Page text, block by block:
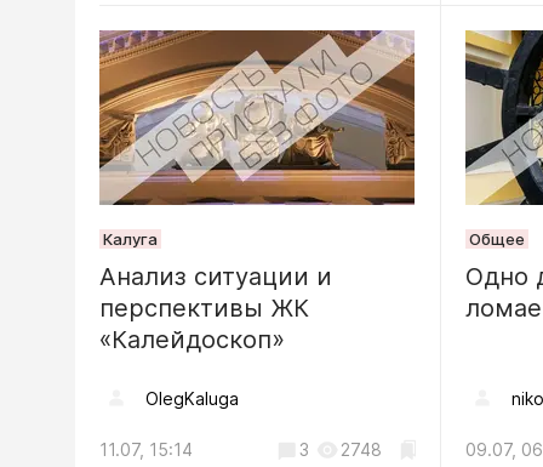
Криминал
попал
07.08, 09:44
Калуга
Анализ ситуации и
перспективы ЖК
«Калейдоскоп»
OlegKaluga
11.07, 15:14 3 2748
Общее
Одно
09.07,